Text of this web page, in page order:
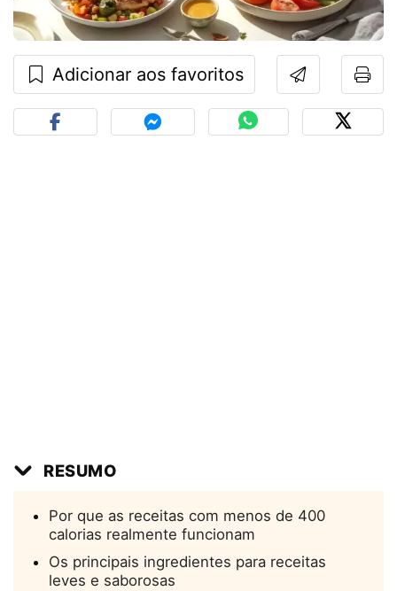
Adicionar aos favoritos
RESUMO
Por que as receitas com menos de 400
calorias realmente funcionam
Os principais ingredientes para receitas
leves e saborosas